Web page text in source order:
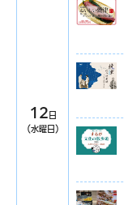
12 日
（水曜日）